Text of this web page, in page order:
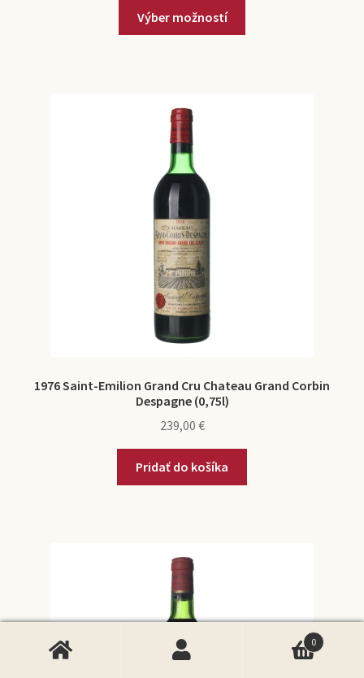
Výber možností
1976 Saint-Emilion Grand Cru Chateau Grand Corbin
Despagne (0,75l)
239,00 €
Pridať do košíka
0